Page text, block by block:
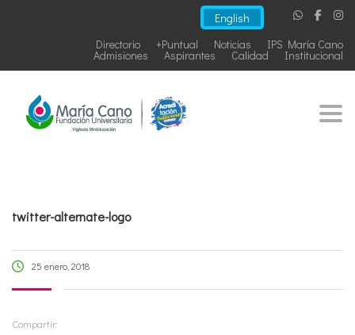
English
IPS María Cano
Noticias
+Puntual
Directorio
Institucional
Calidad
Aspirantes
Admisiones
twitter-alternate-logo
25 enero, 2018
Compartir: